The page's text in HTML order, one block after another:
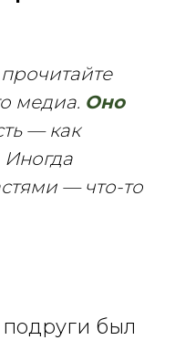
медиа. Оно
— как
Иногда
— что-то
был